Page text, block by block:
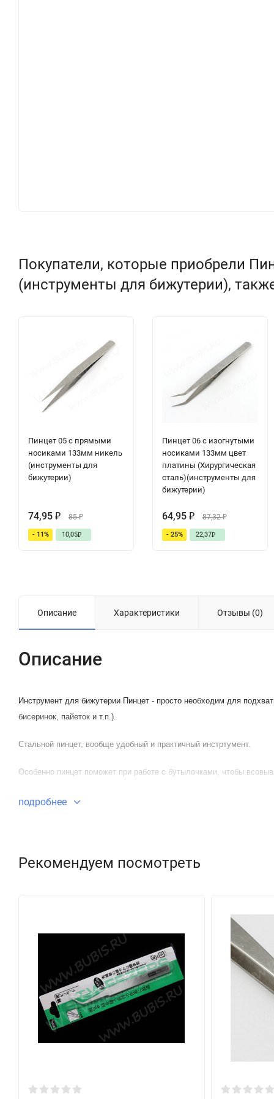
Покупатели, которые приобрели
(инструменты для бижутерии),
Пинцет 05 с прямыми
носиками 133мм никель
(инструменты для
бижутерии)
74,95 ₽ 85₽
- 11% 10,05₽
Пинцет 06 с изогнутыми
носиками 133мм цвет
платины (Хирургическая
сталь)(инструменты для
бижутерии)
64,95 ₽ 87,32₽
- 25% 22,37₽
Описание Характеристики Отзывы (0)
Описание
Инструмент для бижутерии Пинцет - просто необходим для
бисеринок, пайеток и т.п.).
Стальной пинцет, вообще удобный и практичный инстртумент.
Особенно пинцет поможет при работе с бутылочками, чтобы
подробнее
Рекомендуем посмотреть